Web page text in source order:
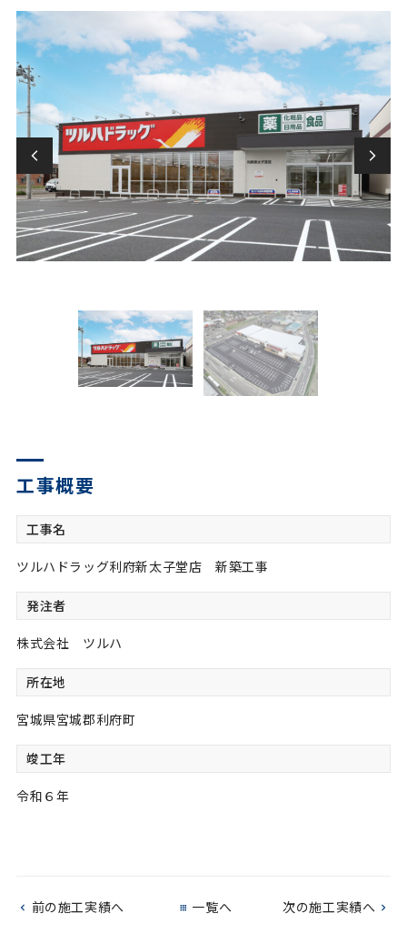
© 2022 OTAGUMI Corporation
工事概要
工事名
ツルハドラッグ利府新太子堂店 新築工事
発注者
株式会社 ツルハ
所在地
宮城県宮城郡利府町
竣工年
令和６年
前の施工実績へ 次の施工実績へ
一覧へ